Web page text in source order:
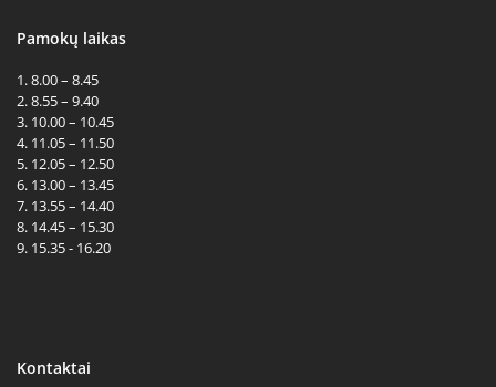
Pamokų laikas
1. 8.00 – 8.45
2. 8.55 – 9.40
3. 10.00 – 10.45
4. 11.05 – 11.50
5. 12.05 – 12.50
6. 13.00 – 13.45
7. 13.55 – 14.40
8. 14.45 – 15.30
9. 15.35 - 16.20
Kontaktai